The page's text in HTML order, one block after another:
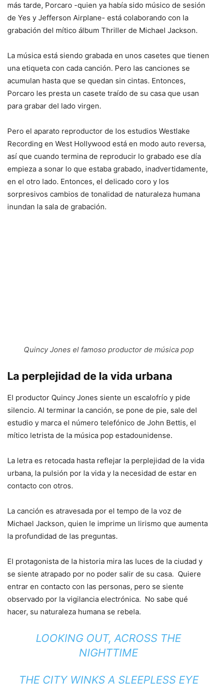
más tarde, Porcaro -quien ya había sido músico de sesión
de Yes y Jefferson Airplane- está colaborando con la
grabación del mítico álbum Thriller de Michael Jackson.
La música está siendo grabada en unos casetes que tienen
una etiqueta con cada canción. Pero las canciones se
acumulan hasta que se quedan sin cintas. Entonces,
Porcaro les presta un casete traído de su casa que usan
para grabar del lado virgen.
Pero el aparato reproductor de los estudios Westlake
Recording en West Hollywood está en modo auto reversa,
así que cuando termina de reproducir lo grabado ese día
empieza a sonar lo que estaba grabado, inadvertidamente,
en el otro lado. Entonces, el delicado coro y los
sorpresivos cambios de tonalidad de naturaleza humana
inundan la sala de grabación.
Quincy Jones el famoso productor de música pop
La perplejidad de la vida urbana
El productor Quincy Jones siente un escalofrío y pide
silencio. Al terminar la canción, se pone de pie, sale del
estudio y marca el número telefónico de John Bettis, el
mítico letrista de la música pop estadounidense.
La letra es retocada hasta reflejar la perplejidad de la vida
urbana, la pulsión por la vida y la necesidad de estar en
contacto con otros.
La canción es atravesada por el tempo de la voz de
Michael Jackson, quien le imprime un lirismo que aumenta
la profundidad de las preguntas.
El protagonista de la historia mira las luces de la ciudad y
se siente atrapado por no poder salir de su casa. Quiere
entrar en contacto con las personas, pero se siente
observado por la vigilancia electrónica. No sabe qué
hacer, su naturaleza humana se rebela.
LOOKING OUT, ACROSS THE
NIGHTTIME
THE CITY WINKS A SLEEPLESS EYE